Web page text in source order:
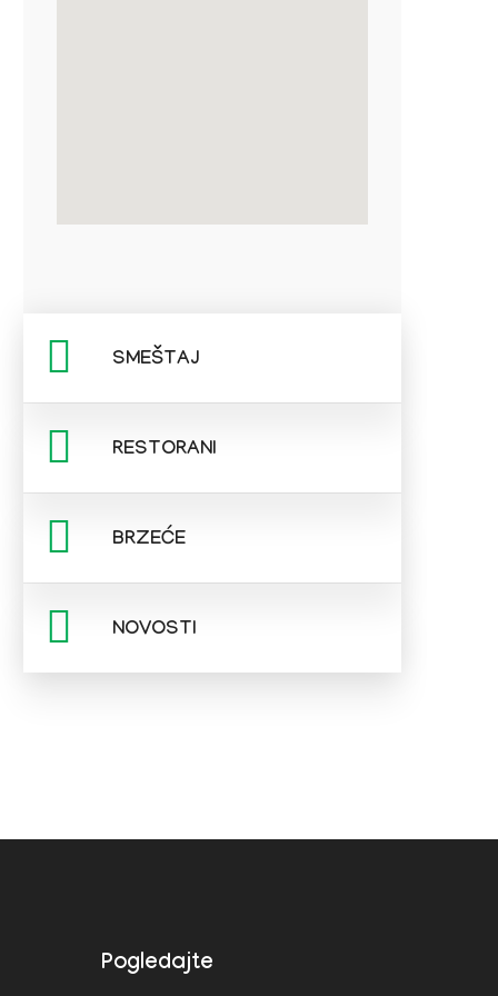
SMEŠTAJ
RESTORANI
BRZEĆE
NOVOSTI
Pogledajte